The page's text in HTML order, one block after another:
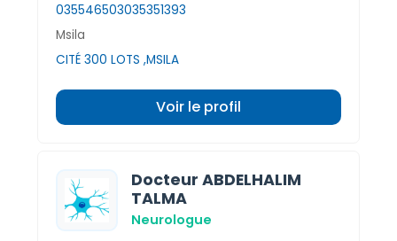
035546503035351393
Msila
CITÉ 300 LOTS ,MSILA
Voir le profil
Docteur ABDELHALIM
TALMA
Neurologue